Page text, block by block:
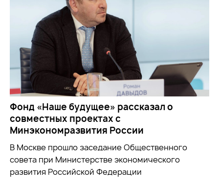
Фонд «Наше будущее» рассказал о
совместных проектах с
Минэкономразвития России
В Москве прошло заседание Общественного
совета при Министерстве экономического
развития Российской Федерации